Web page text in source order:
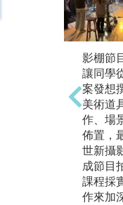
影棚節
讓同學
案發想
美術道
作、場
佈置，
世新攝
成節目
課程採
作來加